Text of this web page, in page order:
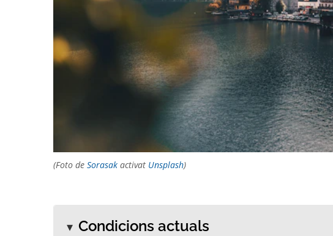
(Foto de Sorasak activat Unsplash)
Condicions actuals